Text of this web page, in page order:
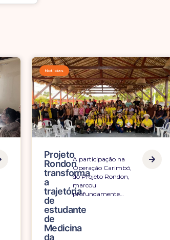
Noticias
Projeto
Rondon
transforma
a
trajetória
de
estudante
Medicina
A participação na
Operação Carimbó,
do Projeto Rondon,
profundamente…